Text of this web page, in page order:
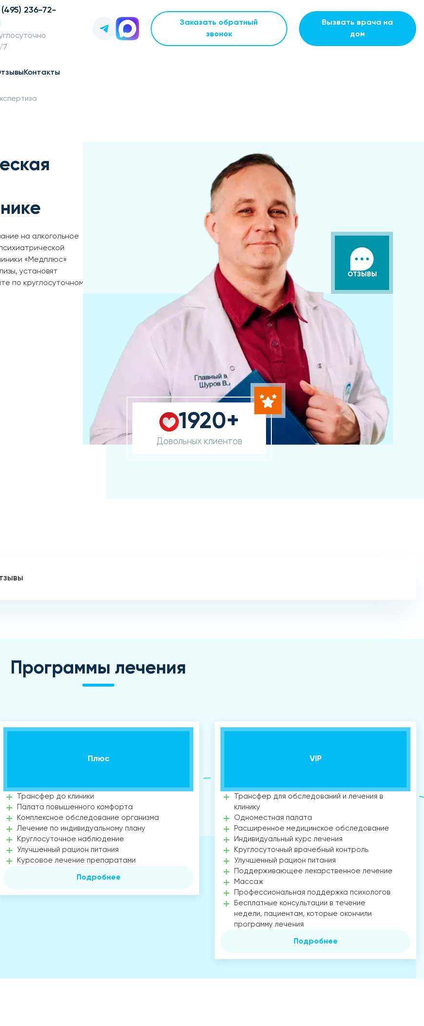
(495) 236-72-
7
Заказать обратный
звонок
Вызвать врача на
дом
Контакты
на алкогольное
«Медплюс»
установят
по круглосуточному
1920+
Довольных клиентов
ОТЗЫВЫ
Программы лечения
Плюс
Трансфер до клиники
Палата повышенного комфорта
Комплексное обследование организма
Лечение по индивидуальному плану
Круглосуточное наблюдение
Улучшенный рацион питания
Курсовое лечение препаратами
Подробнее
VIP
Трансфер для обследований и лечения в
клинику
Одноместная палата
Расширенное медицинское обследование
Индивидуальный курс лечения
Круглосуточный врачебный контроль
Улучшенный рацион питания
Поддерживающее лекарственное лечение
Массаж
Профессиональная поддержка психологов
Бесплатные консультации в течение
недели, пациентам, которые окончили
программу лечения
Подробнее